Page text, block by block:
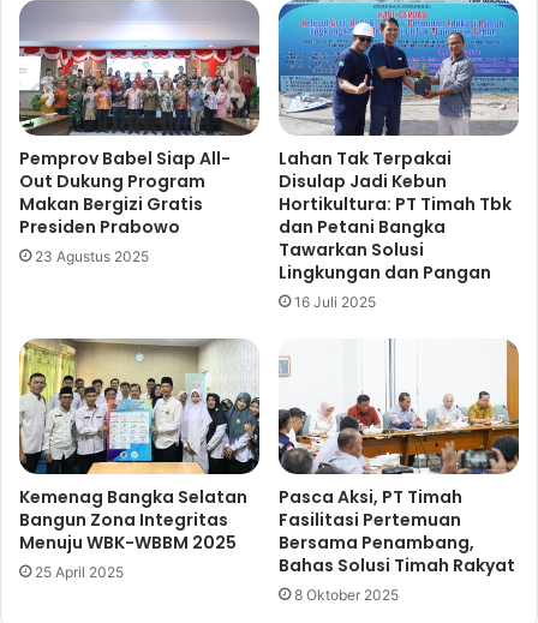
Pemprov Babel Siap All-
Out Dukung Program
Makan Bergizi Gratis
Presiden Prabowo
23 Agustus 2025
Lahan Tak Terpakai
Disulap Jadi Kebun
Hortikultura: PT Timah Tbk
dan Petani Bangka
Tawarkan Solusi
Lingkungan dan Pangan
16 Juli 2025
Kemenag Bangka Selatan
Bangun Zona Integritas
Menuju WBK-WBBM 2025
25 April 2025
Pasca Aksi, ⁠PT Timah
Fasilitasi Pertemuan
Bersama Penambang,
Bahas Solusi Timah Rakyat
8 Oktober 2025